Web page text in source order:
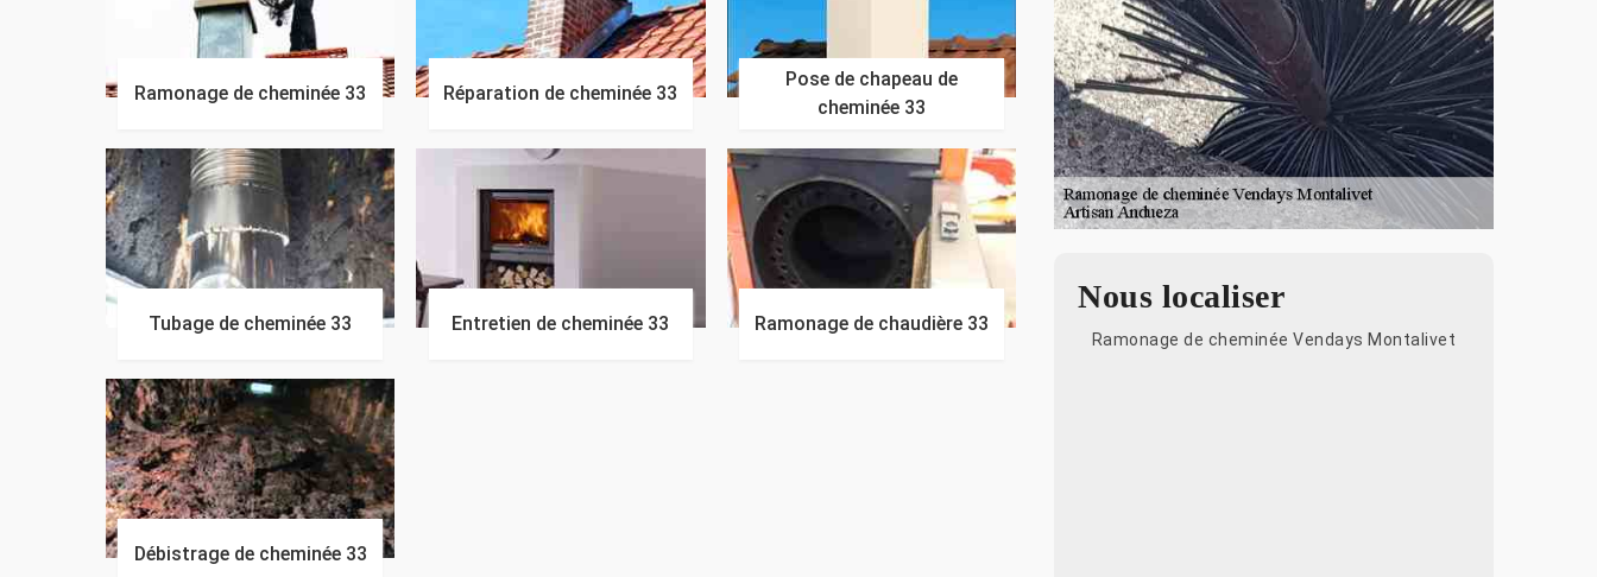
Ramonage de cheminée 33 Réparation de cheminée 33
Pose de chapeau de
cheminée 33
Tubage de cheminée 33 Entretien de cheminée 33 Ramonage de chaudière 33
Débistrage de cheminée 33
Nous localiser
Ramonage de cheminée Vendays Montalivet